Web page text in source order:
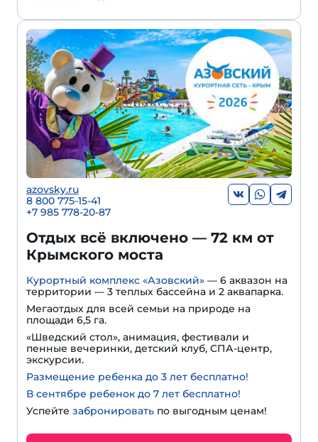
azovsky.ru
8 800 775-15-41
+7 985 778-20-87
Отдых всё включено — 72 км от
Крымского моста
Курортный комплекс «Азовский» — 6 аквазон на
территории — 3 теплых бассейна и 2 аквапарка.
Мегаотдых для всей семьи на природе на
площади 6,5 га.
«Шведский стол», анимация, фестивали и
пенные вечеринки, детский клуб, СПА-центр,
экскурсии.
Размещение ребенка до 3 лет бесплатно!
В сентябре ребенок до 7 лет бесплатно!
Успейте забронировать по выгодным ценам!